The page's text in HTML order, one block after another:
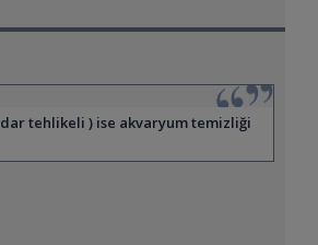
tehlikeli ) ise akvaryum temizliği